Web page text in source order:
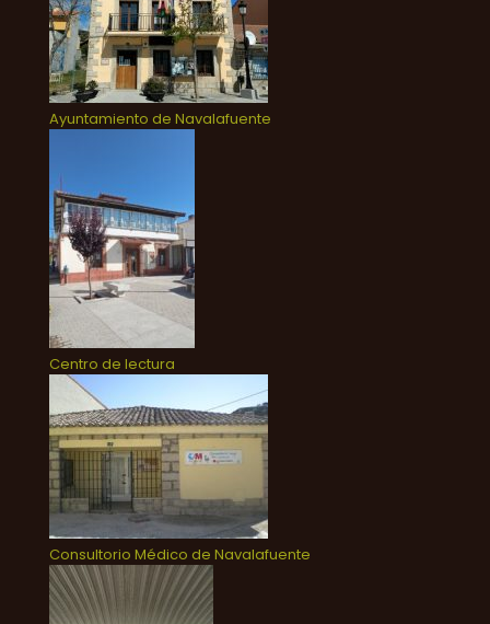
Ayuntamiento de Navalafuente
Centro de lectura
Consultorio Médico de Navalafuente